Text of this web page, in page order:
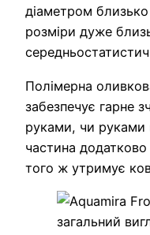
діаметром
розміри дуже
Полімерна
забезпечує гарне
руками, чи руками
частина
того ж утримує